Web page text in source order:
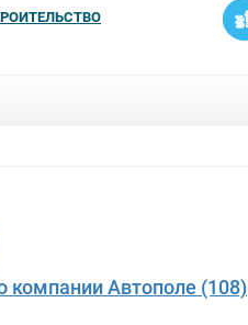
компании Автополе (108)